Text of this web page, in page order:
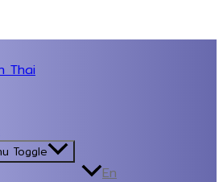
Thai
Toggle
En